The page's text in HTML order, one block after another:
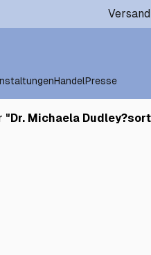
HandelPresse
"Dr. Michaela